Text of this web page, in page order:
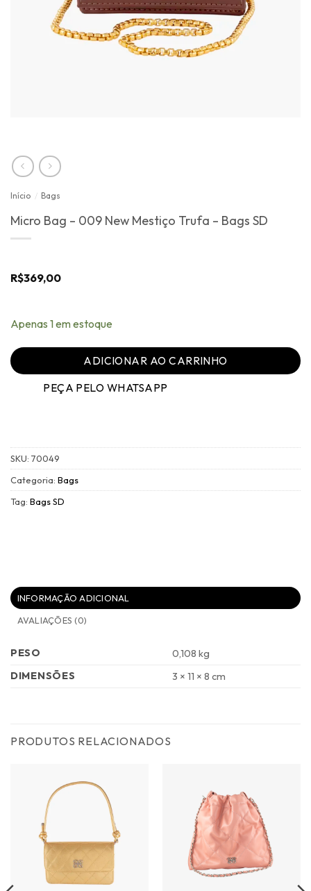
Início / Bags
Micro Bag – 009 New Mestiço Trufa – Bags SD
R$369,00
Apenas 1 em estoque
ADICIONAR AO CARRINHO
PEÇA PELO WHATSAPP
SKU: 70049
Categoria: Bags
Tag: Bags SD
INFORMAÇÃO ADICIONAL
AVALIAÇÕES (0)
PESO
0,108 kg
DIMENSÕES
3 × 11 × 8 cm
PRODUTOS RELACIONADOS